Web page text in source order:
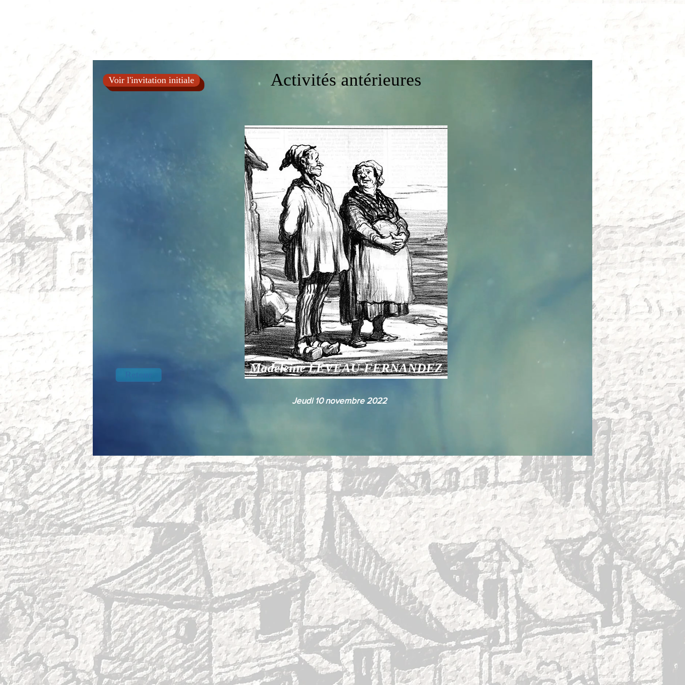
Voir l'invitation initiale Activités antérieures
Madeleine LEVEAU-FERNANDEZ
Jeudi 10 novembre 2022